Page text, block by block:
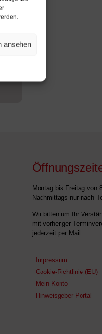
ansehen
Montag bis Freitag von
Nachmittags nur nach
Wir bitten um Ihr
mit vorheriger
jederzeit per Mail.
Impressum
Cookie-Richtlinie (EU)
Mein Konto
Hinweisgeber-Portal